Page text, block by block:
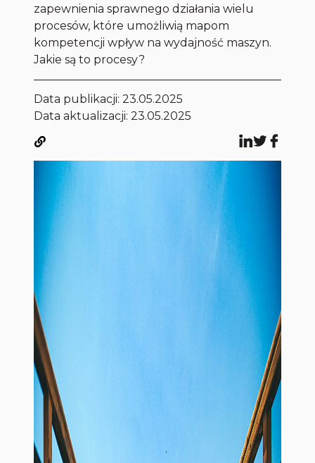
zapewnienia sprawnego działania wielu
procesów, które umożliwią mapom
kompetencji wpływ na wydajność maszyn.
Jakie są to procesy?
Data publikacji:23.05.2025
Data aktualizacji: 23.05.2025